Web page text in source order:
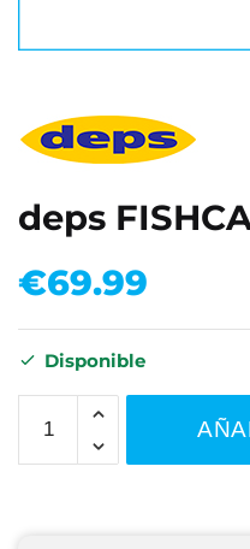
deps
€69.99
Disponible